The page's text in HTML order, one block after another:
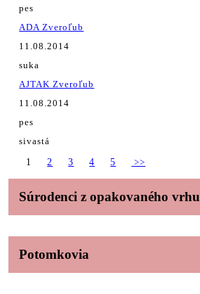
pes
ADA Zveroľub
11.08.2014
suka
AJTAK Zveroľub
11.08.2014
pes
sivastá
1
2 3 4 5 >>
Súrodenci z opakovaného vrhu
Potomkovia